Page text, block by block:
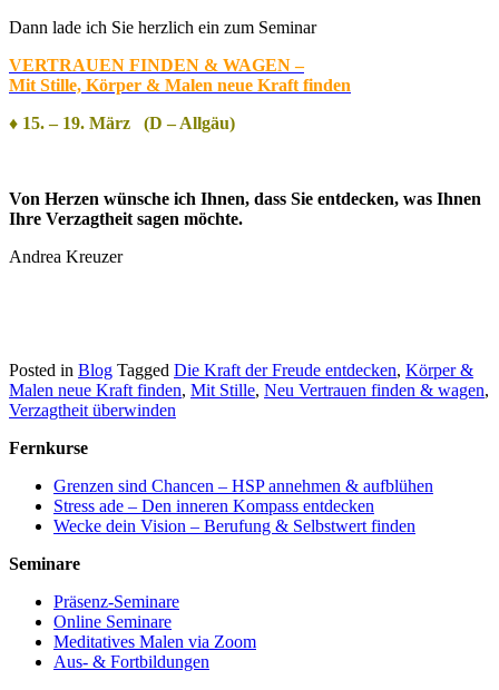
Dann lade ich Sie herzlich ein zum Seminar
VERTRAUEN FINDEN & WAGEN –
Mit Stille, Körper & Malen neue Kraft finden
♦ 15. – 19. März (D – Allgäu)
Von Herzen wünsche ich Ihnen, dass Sie entdecken, was Ihnen
Ihre Verzagtheit sagen möchte.
Andrea Kreuzer
Posted in Blog Tagged Die Kraft der Freude entdecken, Körper &
Malen neue Kraft finden, Mit Stille, Neu Vertrauen finden & wagen,
Verzagtheit überwinden
Fernkurse
Grenzen sind Chancen – HSP annehmen & aufblühen
Stress ade – Den inneren Kompass entdecken
Wecke dein Vision – Berufung & Selbstwert finden
Seminare
Präsenz-Seminare
Online Seminare
Meditatives Malen via Zoom
Aus- & Fortbildungen